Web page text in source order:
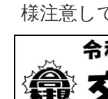
様注意し